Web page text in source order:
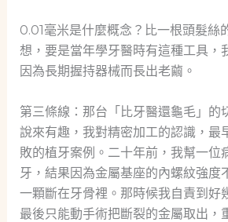
0.01毫米是什麼概念？比一根頭髮絲
想，要是當年學牙醫時有這種工具，
因為長期握持器械而長出老繭。
第三條線：那台「比牙醫還龜毛」的
說來有趣，我對精密加工的認識，最
敗的植牙案例。二十年前，我幫一位
牙，結果因為金屬基座的內螺紋強度
一顆斷在牙骨裡。那時候我自責到好
最後只能動手術把斷裂的金屬取出，